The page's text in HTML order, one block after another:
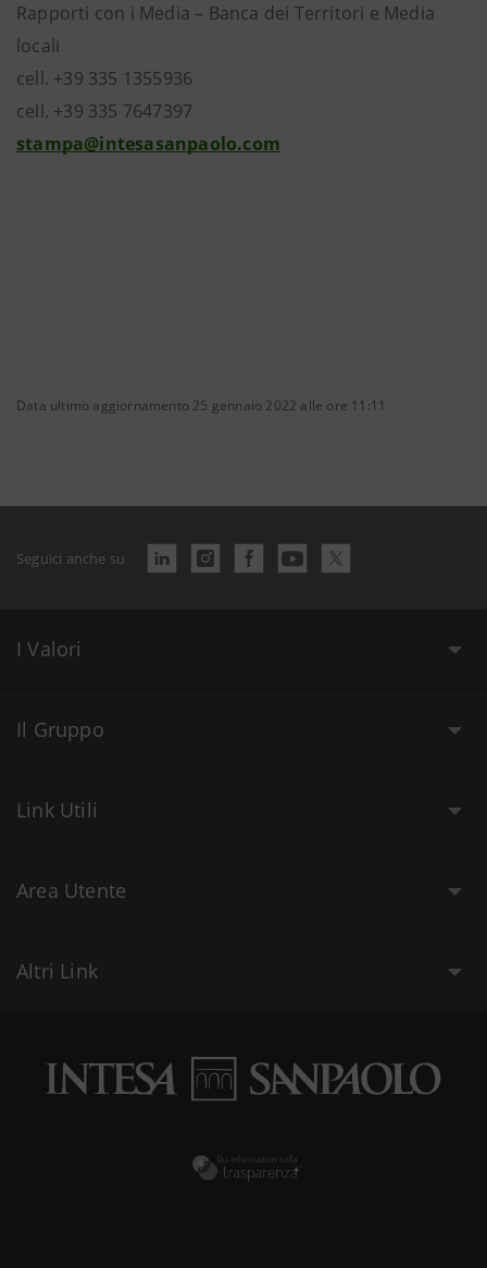
Rapporti con i Media – Banca dei Territori e Media
locali
cell. +39 335 1355936
cell. +39 335 7647397
stampa@intesasanpaolo.com
Data ultimo aggiornamento 25 gennaio 2022 alle ore 11:11
Seguici anche su
I Valori
Il Gruppo
Link Utili
Area Utente
Altri Link